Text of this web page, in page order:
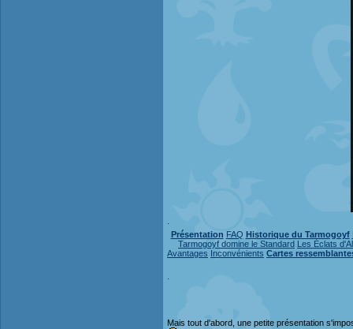
Présentation FAQ Historique du Tarmogoyf
Tarmogoyf domine le Standard Les Éclats
Avantages Inconvénients Cartes
Mais tout d'abord, une petite présentation